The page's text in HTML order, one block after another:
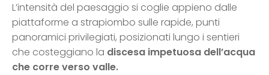
L’intensità del paesaggio si coglie appieno dalle
piattaforme a strapiombo sulle rapide, punti
panoramici privilegiati, posizionati lungo i sentieri
che costeggiano la discesa impetuosa dell’acqua
che corre verso valle.